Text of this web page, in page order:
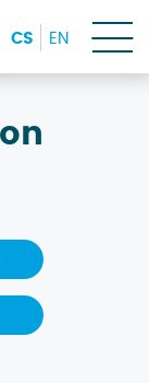
kontakt
CS EN